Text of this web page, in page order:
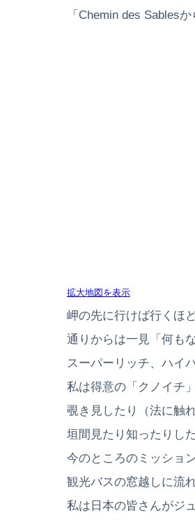
「Chemin des Sables
拡大地図を表示
岬の先に行けば行くほ
通りからは一見「何も
スーパーリッチ、ハイ
私は得意の「クノイチ
覗き見したり（法に触
垣間見たり知ったりし
今のところのミッショ
観光バスの窓越しに流
私は日本の皆さんがジ